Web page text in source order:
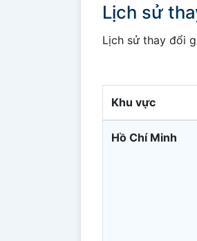
Lịch sử
Lịch sử thay đổi
Khu vực
Hồ Chí Minh